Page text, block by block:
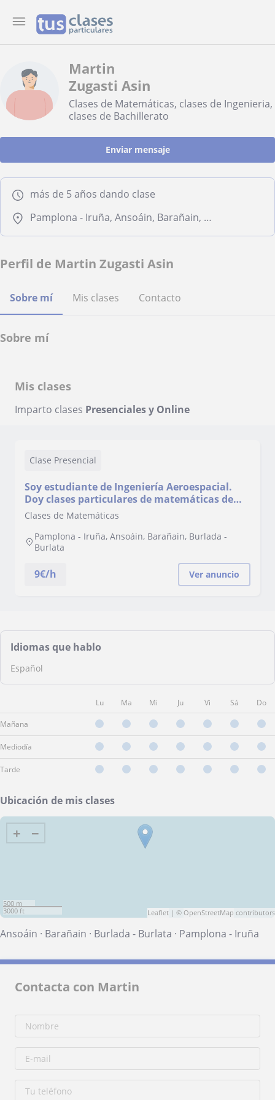
Martin
Zugasti Asin
Clases de Matemáticas, clases de Ingenieria,
clases de Bachillerato
Enviar mensaje
más de 5 años dando clase
Pamplona - Iruña, Ansoáin, Barañain, Burlada - Burlata
Perfil de Martin Zugasti Asin
Sobre mí Mis clases Contacto
Sobre mí
Mis clases
Imparto clases Presenciales y Online
Clase Presencial
Soy estudiante de Ingeniería Aeroespacial.
Doy clases particulares de matemáticas de
primaria, secundaria y bachillerato. Tengo
Clases de Matemáticas
Pamplona - Iruña, Ansoáin, Barañain, Burlada -
Burlata
9€/h Ver anuncio
Idiomas que hablo
Español
Lu Ma Mi Ju Vi Sá Do
Mañana
Mediodía
Tarde
Ubicación de mis clases
+ −
500 m
3000 ft
Leaflet | © OpenStreetMap contributors
Ansoáin · Barañain · Burlada - Burlata · Pamplona - Iruña
Contacta con Martin